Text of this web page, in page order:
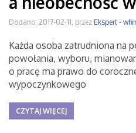
Dodano: 2017-02-11, przez Ekspert -
Każda osoba zatrudniona na
powołania, wyboru,
o pracę ma prawo do
wypoczynkowego
CZYTAJ WIĘCEJ